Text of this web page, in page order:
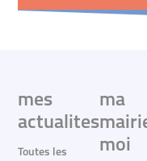
mes
actualites
Toutes les
ma
moi